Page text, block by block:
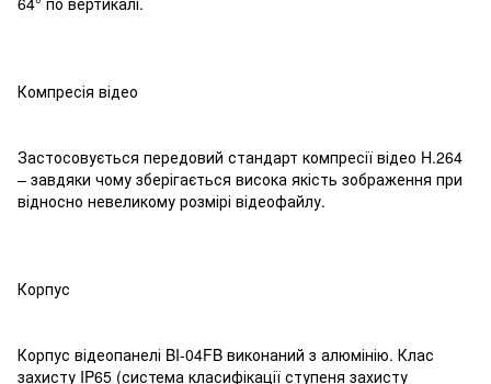
Компресія відео
Застосовується передовий стандарт компресії відео H.264
– завдяки чому зберігається висока якість зображення при
відносно невеликому розмірі відеофайлу.
Корпус
Корпус відеопанелі BI-04FB виконаний з алюмінію. Клас
захисту IP65 (система класифікації ступеня захисту